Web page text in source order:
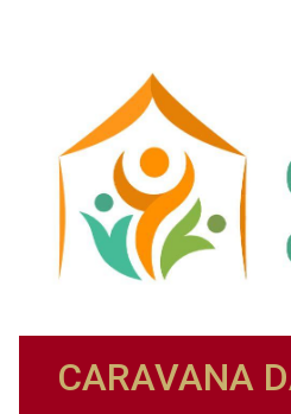
CARAVANA